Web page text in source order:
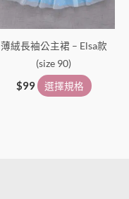
薄絨長袖公主裙 – Elsa款
(size 90)
$99 選擇規格